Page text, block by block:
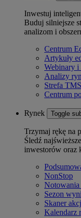
Inwestuj
Buduj silniejsze
analizom i
Centrum
Artykuły
Webinary i
Analizy
Strefa TMS
Centrum
Rynek Toggle
Trzymaj rękę na
Śledź
inwestorów oraz
NonStop
Sezon
Skaner
Kalendarz